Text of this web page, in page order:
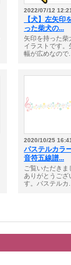
2022/07/12
【犬】左矢印
った柴犬の...
矢印を持った柴
イラストです。
幅が広めなので
2020/10/25
パステルカラ
音符五線譜...
ご覧いただきま
ありがとうござ
す。パステルカ